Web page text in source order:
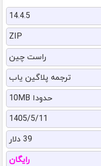
14.4.5
ZIP
راست چین
ترجمه پلاگین یاب
حدودا 10MB
1405/5/11
39 دلار
رایگان